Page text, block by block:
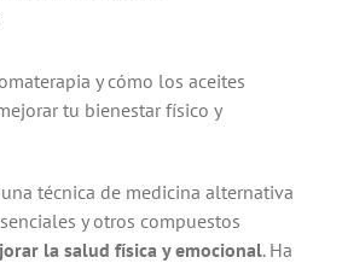
y cómo los aceites
tu bienestar físico y
técnica de medicina alternativa
y otros compuestos
la salud física y emocional. Ha